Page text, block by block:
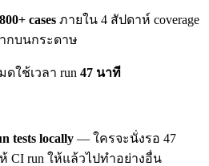
800+ cases ภายใน 4 สัปดาห์ coverage
ากบนกระดาษ
ใช้เวลา run 47 นาที
tests locally — ใครจะนั่งรอ 47
CI run ให้แล้วไปทำอย่างอื่น